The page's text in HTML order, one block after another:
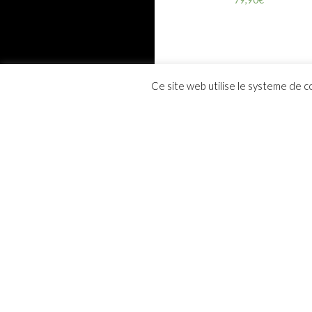
Ce site web utilise le systeme de